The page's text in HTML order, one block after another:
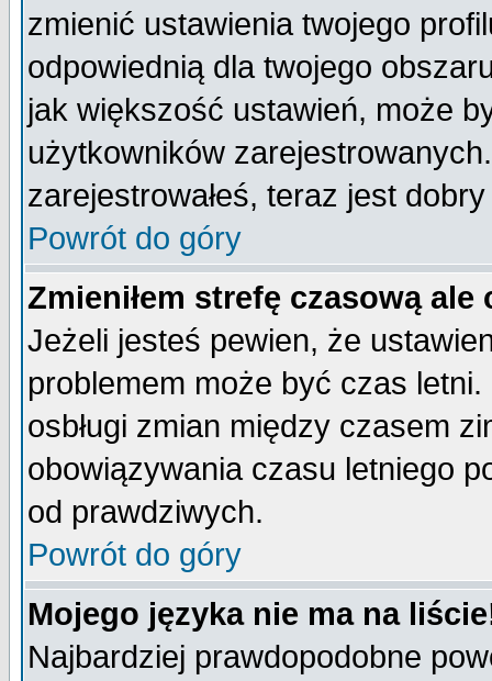
zmienić ustawienia twojego
odpowiednią dla twojego
jak większość ustawień, może
użytkowników
zarejestrowałeś, teraz jest
Powrót do góry
Zmieniłem strefę czasową
Jeżeli jesteś pewien, że
problemem może być czas
osbługi zmian między czasem
obowiązywania czasu letniego
od prawdziwych.
Powrót do góry
Mojego języka nie ma na
Najbardziej prawdopodobne